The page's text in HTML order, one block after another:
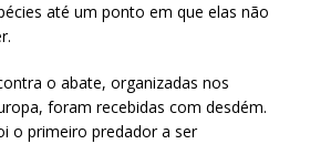
até um ponto em que elas não
o abate, organizadas nos
foram recebidas com desdém.
o primeiro predador a ser